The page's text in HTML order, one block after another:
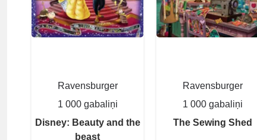
Ravensburger
1 000 gabaliņi
Disney: Beauty and the
beast
Ravensburger
1 000 gabaliņi
The Sewing Shed